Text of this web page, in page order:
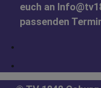
euch an
passenden